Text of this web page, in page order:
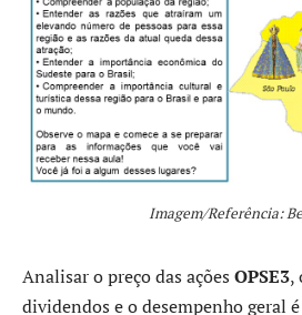
Imagem/Referência:
Analisar o preço das ações OPSE3,
dividendos e o desempenho geral